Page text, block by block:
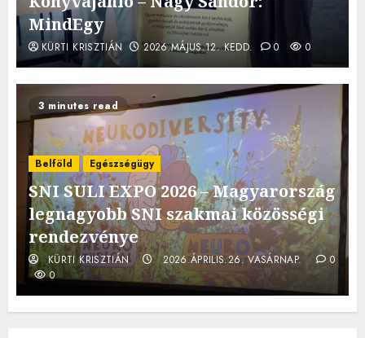
MindEgy
KÜRTI KRISZTIÁN 2026.MÁJUS.12. KEDD. 0 0
3 minutes read
Belföld Egészségügy
SNI SULI EXPO 2026 – Magyarország
legnagyobb SNI szakmai közösségi
rendezvénye
KÜRTI KRISZTIÁN 2026.ÁPRILIS.26. VASÁRNAP.
0
0